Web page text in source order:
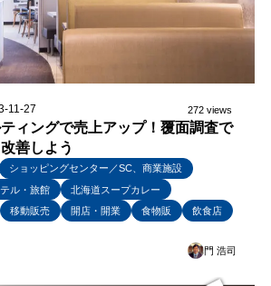
11-27 272 views
ィングで売上アップ！覆面調査で
善しよう
ショッピングセンター／SC、商業施設
ル・旅館
北海道スープカレー
移動販売 開店・開業 食物販
飲食店
門 浩司